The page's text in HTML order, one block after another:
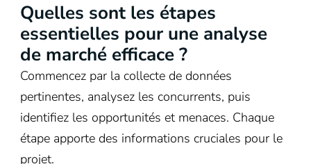
Quelles sont les étapes
essentielles pour une analyse
de marché efficace ?
Commencez par la collecte de données
pertinentes, analysez les concurrents, puis
identifiez les opportunités et menaces. Chaque
étape apporte des informations cruciales pour le
projet.